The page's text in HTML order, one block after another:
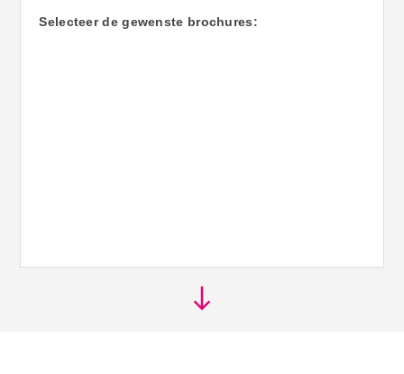
Selecteer de gewenste brochures: